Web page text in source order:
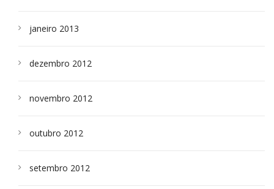
janeiro 2013
dezembro 2012
novembro 2012
outubro 2012
setembro 2012